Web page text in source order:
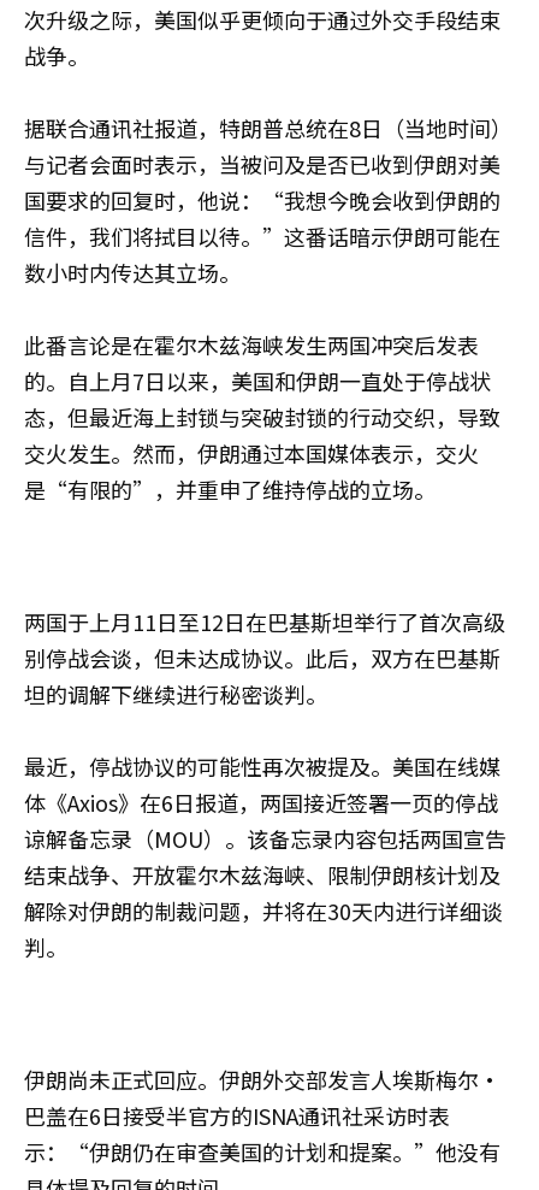
次升级之际，美国似乎更倾向于通过外交手段结束
战争。
据联合通讯社报道，特朗普总统在8日（当地时间）
与记者会面时表示，当被问及是否已收到伊朗对美
国要求的回复时，他说：“我想今晚会收到伊朗的
信件，我们将拭目以待。”这番话暗示伊朗可能在
数小时内传达其立场。
此番言论是在霍尔木兹海峡发生两国冲突后发表
的。自上月7日以来，美国和伊朗一直处于停战状
态，但最近海上封锁与突破封锁的行动交织，导致
交火发生。然而，伊朗通过本国媒体表示，交火
是“有限的”，并重申了维持停战的立场。
两国于上月11日至12日在巴基斯坦举行了首次高级
别停战会谈，但未达成协议。此后，双方在巴基斯
坦的调解下继续进行秘密谈判。
最近，停战协议的可能性再次被提及。美国在线媒
体《Axios》在6日报道，两国接近签署一页的停战
谅解备忘录（MOU）。该备忘录内容包括两国宣告
结束战争、开放霍尔木兹海峡、限制伊朗核计划及
解除对伊朗的制裁问题，并将在30天内进行详细谈
判。
伊朗尚未正式回应。伊朗外交部发言人埃斯梅尔·
巴盖在6日接受半官方的ISNA通讯社采访时表
示：“伊朗仍在审查美国的计划和提案。”他没有